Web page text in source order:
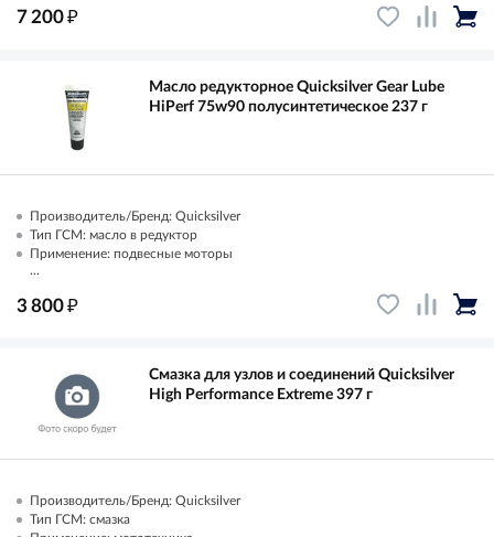
7 200₽
Масло редукторное Quicksilver Gear Lube
HiPerf 75w90 полусинтетическое 237 г
Производитель/Бренд: Quicksilver
Тип ГСМ: масло в редуктор
Применение: подвесные моторы
...
3 800₽
Смазка для узлов и соединений Quicksilver
High Performance Extreme 397 г
Производитель/Бренд: Quicksilver
Тип ГСМ: смазка